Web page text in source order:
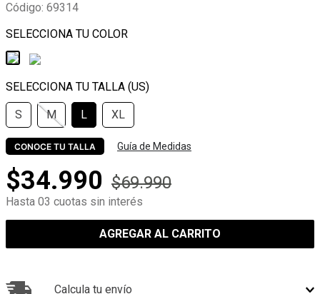
Código: 69314
S M L XL
CONOCE TU TALLA Guía de Medidas
$34.990 $69.990
Hasta 03 cuotas sin interés
AGREGAR AL CARRITO
Calcula tu envío